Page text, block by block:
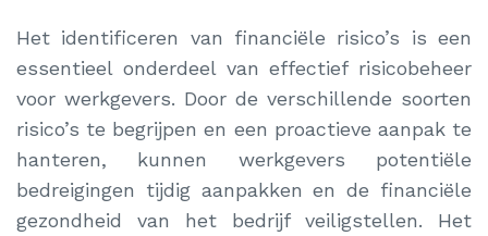
Het identificeren van financiële risico’s is een
essentieel onderdeel van effectief risicobeheer
voor werkgevers. Door de verschillende soorten
risico’s te begrijpen en een proactieve aanpak te
hanteren, kunnen werkgevers potentiële
bedreigingen tijdig aanpakken en de financiële
gezondheid van het bedrijf veiligstellen. Het